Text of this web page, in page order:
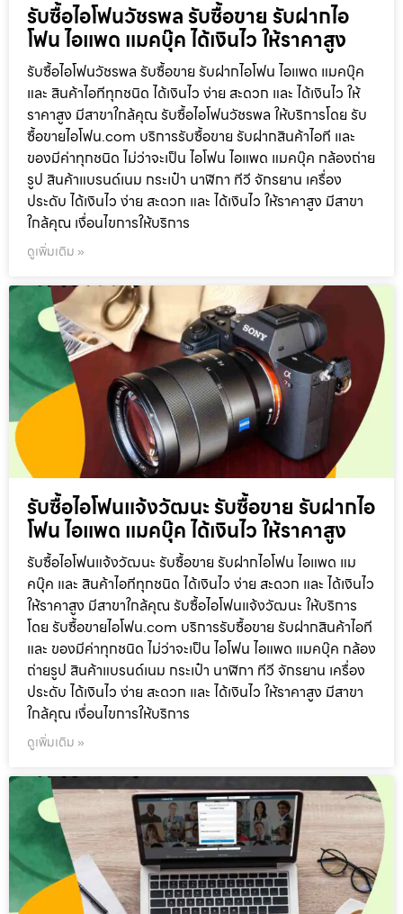
รับซื้อไอโฟนวัชรพล รับซื้อขาย รับฝากไอ
โฟน ไอแพด แมคบุ๊ค ได้เงินไว ให้ราคาสูง
รับซื้อไอโฟนวัชรพล รับซื้อขาย รับฝากไอโฟน ไอแพด แมคบุ๊ค
และ สินค้าไอทีทุกชนิด ได้เงินไว ง่าย สะดวก และ ได้เงินไว ให้
ราคาสูง มีสาขาใกล้คุณ รับซื้อไอโฟนวัชรพล ให้บริการโดย รับ
ซื้อขายไอโฟน.com บริการรับซื้อขาย รับฝากสินค้าไอที และ
ของมีค่าทุกชนิด ไม่ว่าจะเป็น ไอโฟน ไอแพด แมคบุ๊ค กล้องถ่าย
รูป สินค้าแบรนด์เนม กระเป๋า นาฬิกา ทีวี จักรยาน เครื่อง
ประดับ ได้เงินไว ง่าย สะดวก และ ได้เงินไว ให้ราคาสูง มีสาขา
ใกล้คุณ เงื่อนไขการให้บริการ
ดูเพิ่มเติม »
รับซื้อไอโฟนแจ้งวัฒนะ รับซื้อขาย รับฝากไอ
โฟน ไอแพด แมคบุ๊ค ได้เงินไว ให้ราคาสูง
รับซื้อไอโฟนแจ้งวัฒนะ รับซื้อขาย รับฝากไอโฟน ไอแพด แม
คบุ๊ค และ สินค้าไอทีทุกชนิด ได้เงินไว ง่าย สะดวก และ ได้เงินไว
ให้ราคาสูง มีสาขาใกล้คุณ รับซื้อไอโฟนแจ้งวัฒนะ ให้บริการ
โดย รับซื้อขายไอโฟน.com บริการรับซื้อขาย รับฝากสินค้าไอที
และ ของมีค่าทุกชนิด ไม่ว่าจะเป็น ไอโฟน ไอแพด แมคบุ๊ค กล้อง
ถ่ายรูป สินค้าแบรนด์เนม กระเป๋า นาฬิกา ทีวี จักรยาน เครื่อง
ประดับ ได้เงินไว ง่าย สะดวก และ ได้เงินไว ให้ราคาสูง มีสาขา
ใกล้คุณ เงื่อนไขการให้บริการ
ดูเพิ่มเติม »